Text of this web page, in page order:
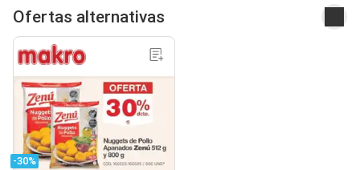
Ofertas alternativas
-30%